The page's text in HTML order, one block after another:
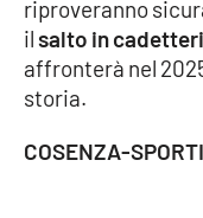
STREAMING
LaC TV
riproveranno
ilsalto in
affronterà nel
storia.
COSENZA-